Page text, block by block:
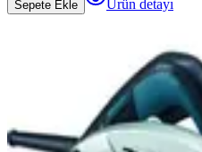
Sepete Ekle Ürün detayı